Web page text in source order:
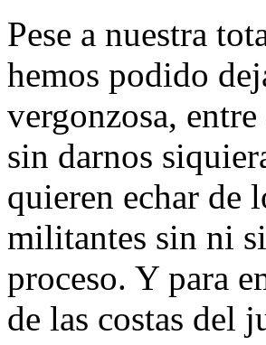
Pese a nuestra
hemos podido
vergonzosa,
sin darnos
quieren echar de
militantes sin ni
proceso. Y para
de las costas del